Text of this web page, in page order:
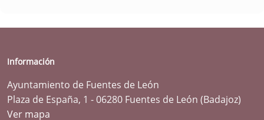
Información
Ayuntamiento de Fuentes de León
Plaza de España, 1 - 06280 Fuentes de León (Badajoz)
Ver mapa